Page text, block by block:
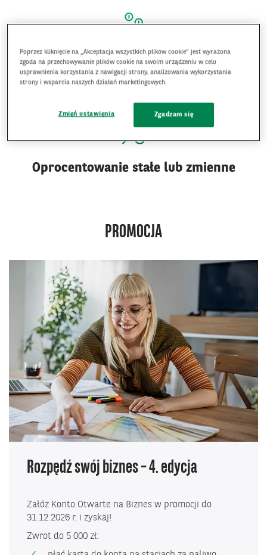
Dostęp do gotówki
Dostęp do gotówki nawet w ciągu 48 h
Oprocentowanie stałe lub zmienne
PROMOCJA
Rozpędź swój biznes – 4. edycja
Załóż Konto Otwarte na Biznes w promocji do
31.12.2026 r. i zyskaj!
Zwrot do 5 000 zł:
Poprzez kliknięcie na „Akceptacja wszystkich plików cookie” jest wyrażona
zgoda na przechowywanie plików cookie na swoim urządzeniu w celu
usprawnienia korzystania z nawigacji strony, analizowania wykorzystania
strony i wsparcia naszych działań marketingowych.
Zmień ustawienia Zgadzam się